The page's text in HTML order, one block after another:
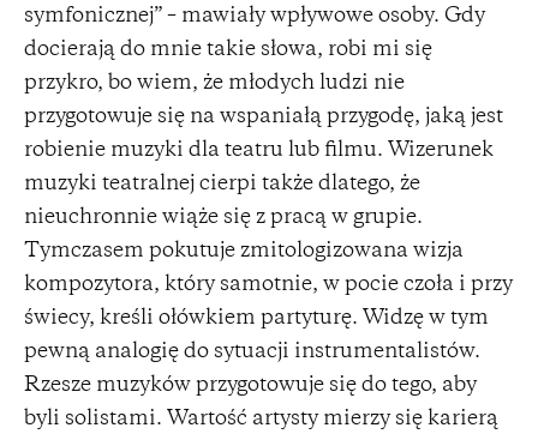
symfonicznej” – mawiały wpływowe osoby. Gdy
docierają do mnie takie słowa, robi mi się
przykro, bo wiem, że młodych ludzi nie
przygotowuje się na wspaniałą przygodę, jaką jest
robienie muzyki dla teatru lub filmu. Wizerunek
muzyki teatralnej cierpi także dlatego, że
nieuchronnie wiąże się z pracą w grupie.
Tymczasem pokutuje zmitologizowana wizja
kompozytora, który samotnie, w pocie czoła i przy
świecy, kreśli ołówkiem partyturę. Widzę w tym
pewną analogię do sytuacji instrumentalistów.
Rzesze muzyków przygotowuje się do tego, aby
byli solistami. Wartość artysty mierzy się karierą